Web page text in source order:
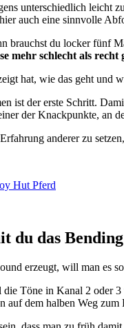
unterschiedlich leicht
auch eine sinnvolle
brauchst du locker fünf
mehr schlecht als recht
hat, wie das geht und
ist der erste Schritt.
der Knackpunkte, an
anderer zu
du das
erzeugt, will man es
Töne in Kanal 2 oder
auf dem halben Weg